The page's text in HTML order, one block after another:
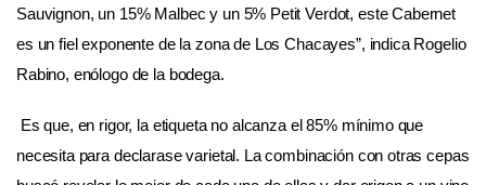
Sauvignon, un 15% Malbec y un 5% Petit Verdot, este Cabernet
es un fiel exponente de la zona de Los Chacayes”, indica Rogelio
Rabino, enólogo de la bodega.
Es que, en rigor, la etiqueta no alcanza el 85% mínimo que
necesita para declarase varietal. La combinación con otras cepas